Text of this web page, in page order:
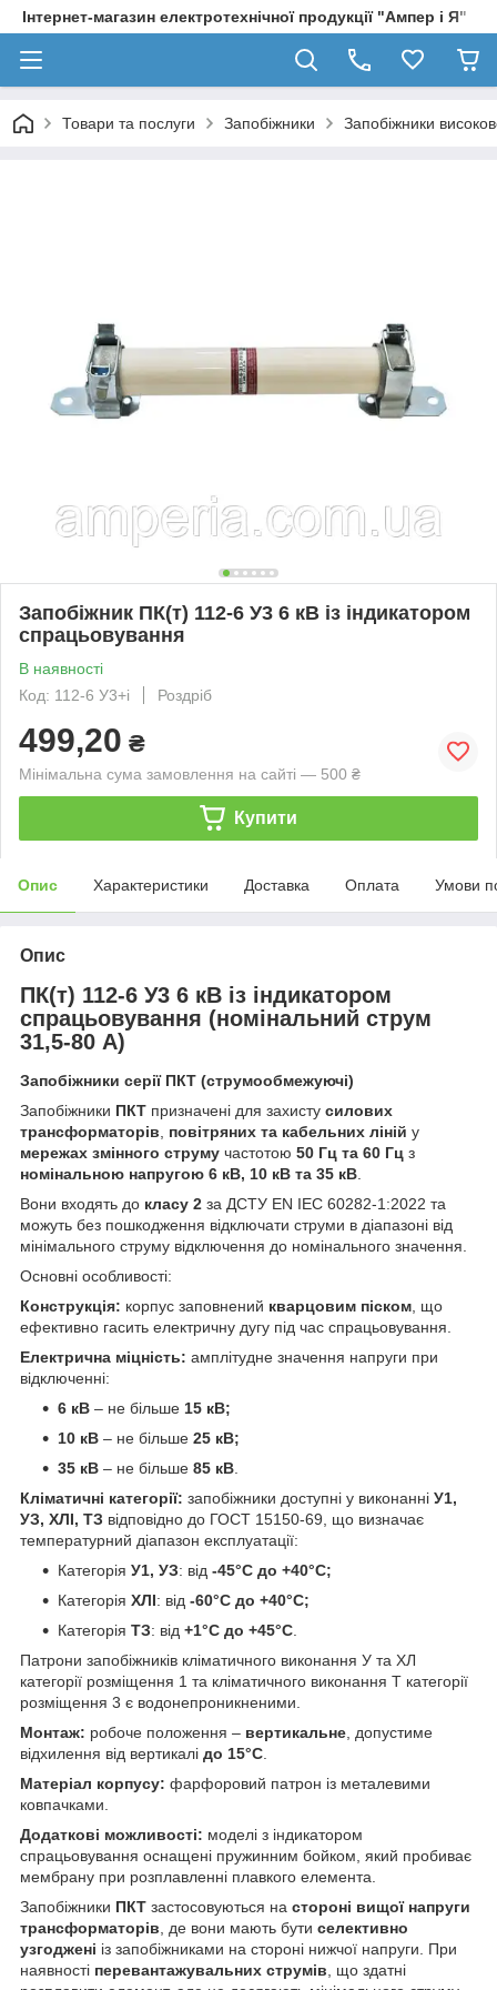
Інтернет-магазин електротехнічної продукції "Ампер і Я"
Товари та послуги Запобіжники Запобіжники
Запобіжник ПК(т) 112-6 У3 6 кВ із індикатором
спрацьовування
В наявності
Код: 112-6 У3+і
Роздріб
499,20 ₴
Мінімальна сума замовлення на сайті — 500 ₴
Купити
Опис Характеристики Доставка Оплата Умови
Опис
ПК(т) 112-6 У3 6 кВ із індикатором
спрацьовування (номінальний струм
31,5-80 А)
Запобіжники серії ПКТ (струмообмежуючі)
Запобіжники ПКТ призначені для захисту силових
трансформаторів, повітряних та кабельних ліній у
мережах змінного струму частотою 50 Гц та 60 Гц з
номінальною напругою 6 кВ, 10 кВ та 35 кВ.
Вони входять до класу 2 за ДСТУ EN IEC 60282-1:2022 та
можуть без пошкодження відключати струми в діапазоні від
мінімального струму відключення до номінального значення.
Основні особливості:
Конструкція: корпус заповнений кварцовим піском, що
ефективно гасить електричну дугу під час спрацьовування.
Електрична міцність: амплітудне значення напруги при
відключенні:
6 кВ – не більше 15 кВ;
10 кВ – не більше 25 кВ;
35 кВ – не більше 85 кВ.
Кліматичні категорії: запобіжники доступні у виконанні У1,
УЗ, ХЛІ, ТЗ відповідно до ГОСТ 15150-69, що визначає
температурний діапазон експлуатації:
Категорія У1, УЗ: від -45°С до +40°С;
Категорія ХЛІ: від -60°С до +40°С;
Категорія ТЗ: від +1°С до +45°С.
Патрони запобіжників кліматичного виконання У та ХЛ
категорії розміщення 1 та кліматичного виконання Т категорії
розміщення 3 є водонепроникненими.
Монтаж: робоче положення – вертикальне, допустиме
відхилення від вертикалі до 15°С.
Матеріал корпусу: фарфоровий патрон із металевими
ковпачками.
Додаткові можливості: моделі з індикатором
спрацьовування оснащені пружинним бойком, який пробиває
мембрану при розплавленні плавкого елемента.
Запобіжники ПКТ застосовуються на стороні вищої напруги
трансформаторів, де вони мають бути селективно
узгоджені із запобіжниками на стороні нижчої напруги. При
наявності перевантажувальних струмів, що здатні